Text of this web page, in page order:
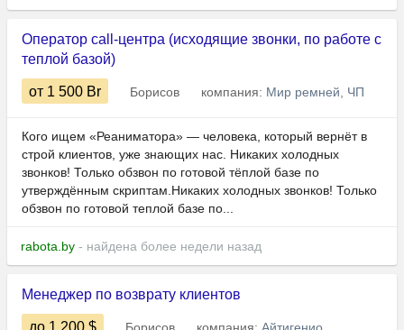
Оператор call-центра (исходящие звонки, по работе с
теплой базой)
от 1 500 Br Борисов компания: Мир ремней, ЧП
Кого ищем «Реаниматора» — человека, который вернёт в
строй клиентов, уже знающих нас. Никаких холодных
звонков! Только обзвон по готовой тёплой базе по
утверждённым скриптам.Никаких холодных звонков! Только
обзвон по готовой теплой базе по...
rabota.by - найдена более недели назад
Менеджер по возврату клиентов